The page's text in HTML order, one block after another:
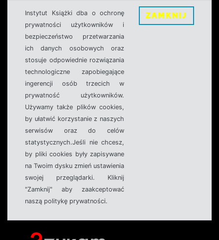
Instytut Książki dba o ochronę
prywatności użytkowników i
bezpieczeństwo przetwarzania
ich danych osobowych oraz
stosuje odpowiednie rozwiązania
technologiczne zapobiegające
ingerencji osób trzecich w
prywatność użytkowników.
Używamy także plików cookies,
by ułatwić korzystanie z naszych
serwisów oraz do celów
statystycznych.Jeśli nie chcesz,
by pliki cookies były zapisywane
na Twoim dysku zmień ustawienia
swojej przeglądarki. Kliknij
"Zamknij" aby zaakceptować
naszą politykę prywatności.
ZAMKNIJ